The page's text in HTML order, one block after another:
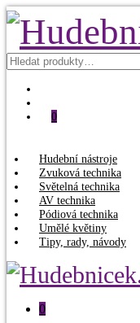
Hledat:
0
Hudební nástroje
Zvuková technika
Světelná technika
AV technika
Pódiová technika
Umělé květiny
Tipy, rady, návody
0